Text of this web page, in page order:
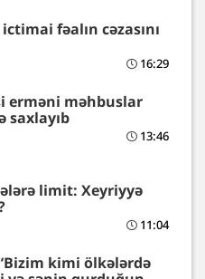
fəalın cəzasını
16:29
erməni məhbuslar
saxlayıb
13:46
limit: Xeyriyyə
11:04
kimi ölkələrdə